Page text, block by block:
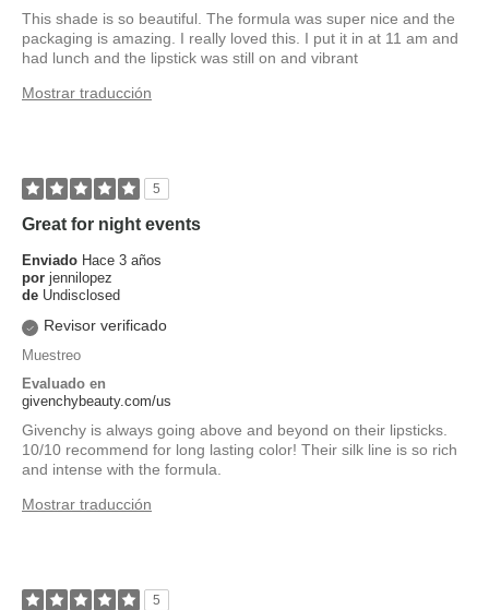
This shade is so beautiful. The formula was super nice and the
packaging is amazing. I really loved this. I put it in at 11 am and
had lunch and the lipstick was still on and vibrant
Mostrar traducción
5
Great for night events
Enviado Hace 3 años
por jennilopez
de Undisclosed
Revisor verificado
Muestreo
Evaluado en
givenchybeauty.com/us
Givenchy is always going above and beyond on their lipsticks.
10/10 recommend for long lasting color! Their silk line is so rich
and intense with the formula.
Mostrar traducción
5